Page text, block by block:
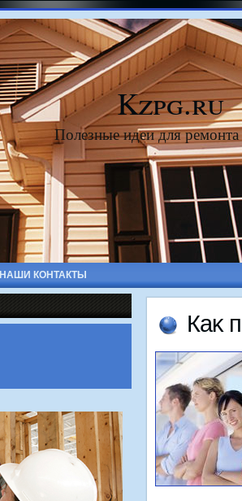
Kzpg.ru
Полезные идеи для
НАШИ КОНТАКТЫ
Каκ